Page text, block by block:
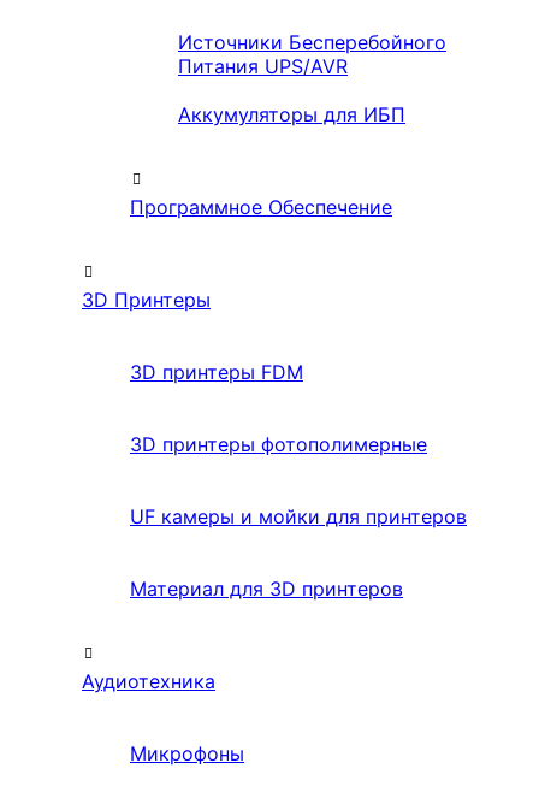
Источники Бесперебойного
Питания UPS/AVR
Аккумуляторы для ИБП
Программное Обеспечение
3D Принтеры
3D принтеры FDM
3D принтеры фотополимерные
UF камеры и мойки для принтеров
Материал для 3D принтеров
Аудиотехника
Микрофоны